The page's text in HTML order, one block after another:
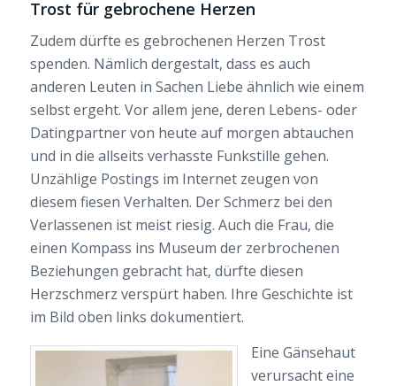
Trost für gebrochene Herzen
Zudem dürfte es gebrochenen Herzen Trost
spenden. Nämlich dergestalt, dass es auch
anderen Leuten in Sachen Liebe ähnlich wie einem
selbst ergeht. Vor allem jene, deren Lebens- oder
Datingpartner von heute auf morgen abtauchen
und in die allseits verhasste Funkstille gehen.
Unzählige Postings im Internet zeugen von
diesem fiesen Verhalten. Der Schmerz bei den
Verlassenen ist meist riesig. Auch die Frau, die
einen Kompass ins Museum der zerbrochenen
Beziehungen gebracht hat, dürfte diesen
Herzschmerz verspürt haben. Ihre Geschichte ist
im Bild oben links dokumentiert.
Eine Gänsehaut
verursacht eine